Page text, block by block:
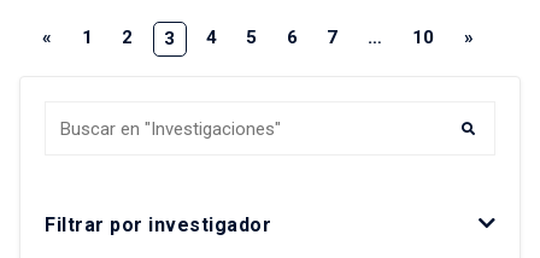
Filtrar por investigador
« 1 2 3 4 5 6 7 … 10 »